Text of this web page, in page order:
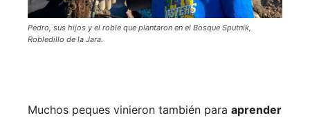
Pedro, sus hijos y el roble que plantaron en el Bosque Sputnik,
Robledillo de la Jara.
Muchos peques vinieron también para aprender